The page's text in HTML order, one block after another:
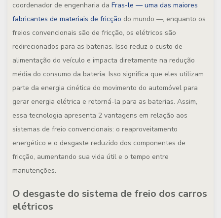
coordenador de engenharia da Fras-le — uma das maiores
fabricantes de materiais de fricção do mundo —, enquanto os
freios convencionais são de fricção, os elétricos são
redirecionados para as baterias. Isso reduz o custo de
alimentação do veículo e impacta diretamente na redução
média do consumo da bateria. Isso significa que eles utilizam
parte da energia cinética do movimento do automóvel para
gerar energia elétrica e retorná-la para as baterias. Assim,
essa tecnologia apresenta 2 vantagens em relação aos
sistemas de freio convencionais: o reaproveitamento
energético e o desgaste reduzido dos componentes de
fricção, aumentando sua vida útil e o tempo entre
manutenções.
O desgaste do sistema de freio dos carros
elétricos